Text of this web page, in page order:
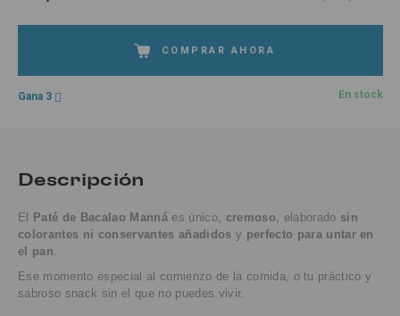
COMPRAR AHORA
Gana 3 En stock
Descripción
El Paté de Bacalao Mannáes único, cremoso , elaborado sin
colorantes ni conservantes añadidos y perfecto para untar en
el pan
Ese momento especial al comienzo de la comida, o tu práctico y
sabroso snack sin el que no puedes vivir.